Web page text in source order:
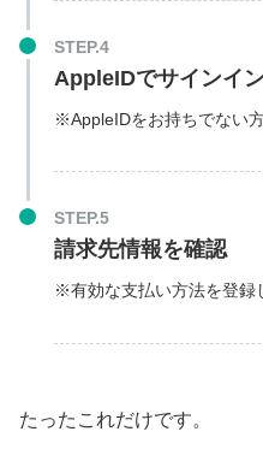
STEP.4
AppleIDでサインイ
※AppleIDをお持ちでない
STEP.5
請求先情報を確認
※有効な支払い方法を登録
たったこれだけです。